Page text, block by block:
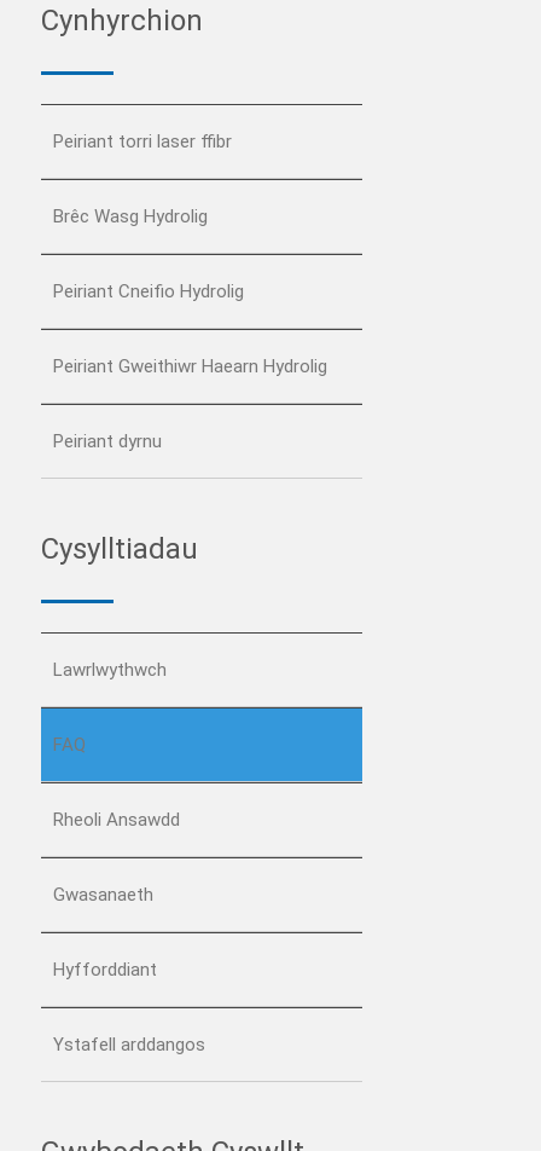
Cynhyrchion
Peiriant torri laser ffibr
Brêc Wasg Hydrolig
Peiriant Cneifio Hydrolig
Peiriant Gweithiwr Haearn Hydrolig
Peiriant dyrnu
Cysylltiadau
Lawrlwythwch
FAQ
Rheoli Ansawdd
Gwasanaeth
Hyfforddiant
Ystafell arddangos